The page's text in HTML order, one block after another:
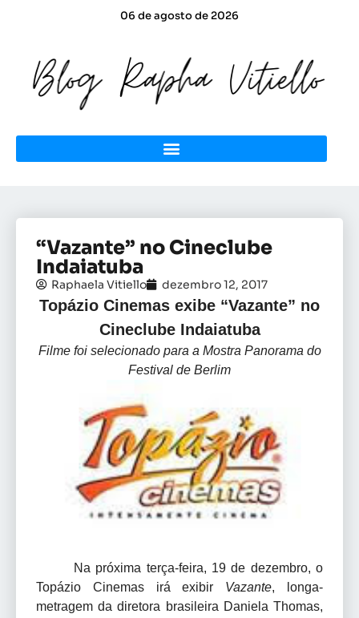
06 de agosto de 2026
“Vazante” no Cineclube
Indaiatuba
Raphaela Vitiello dezembro 12, 2017
Topázio Cinemas exibe “Vazante” no
Cineclube Indaiatuba
Filme foi selecionado para a Mostra Panorama do
Festival de Berlim
Na próxima terça-feira, 19 de dezembro, o
Topázio Cinemas irá exibir Vazante, longa-
metragem da diretora brasileira Daniela Thomas,